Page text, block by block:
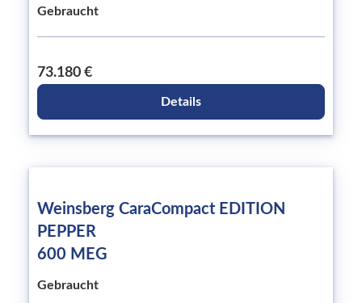
Gebraucht
73.180 €
Details
Weinsberg CaraCompact EDITION
PEPPER
600 MEG
Gebraucht